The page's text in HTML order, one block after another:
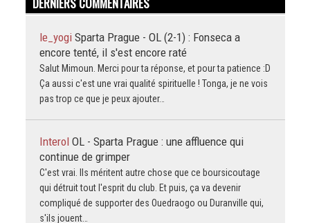
le_yogi Sparta Prague - OL (2-1) : Fonseca a
encore tenté, il s'est encore raté
Salut Mimoun. Merci pour ta réponse, et pour ta patience :D
Ça aussi c'est une vrai qualité spirituelle ! Tonga, je ne vois
pas trop ce que je peux ajouter…
Interol OL - Sparta Prague : une affluence qui
continue de grimper
C'est vrai. Ils méritent autre chose que ce boursicoutage
qui détruit tout l'esprit du club. Et puis, ça va devenir
compliqué de supporter des Ouedraogo ou Duranville qui,
s'ils jouent…